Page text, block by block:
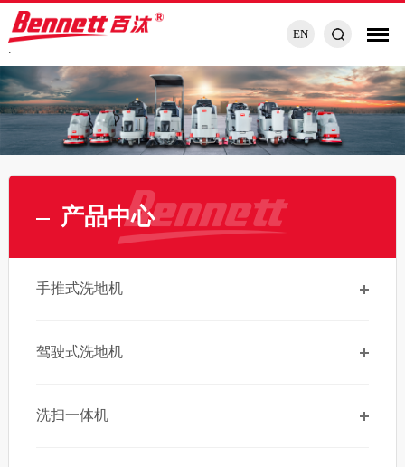
.
EN
产品中心
手推式洗地机
驾驶式洗地机
洗扫一体机